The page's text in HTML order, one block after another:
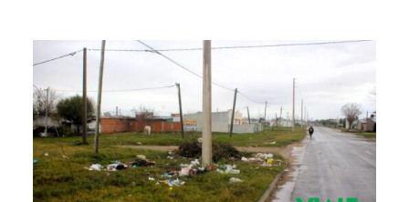
GOBIERNO
TRÁMITES Y SERVICIOS
CIUDAD
PARQUE INDUSTRIAL